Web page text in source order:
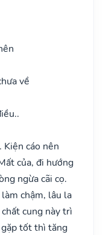
về
cáo nên
của, đi hướng
ngừa cãi cọ.
chậm, lâu la
cung này trì
tốt thì tăng